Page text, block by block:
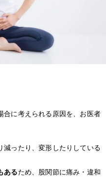
合に考えられる原因を、お医者
減ったり、変形したりしている
あるため、股関節に痛み・違和